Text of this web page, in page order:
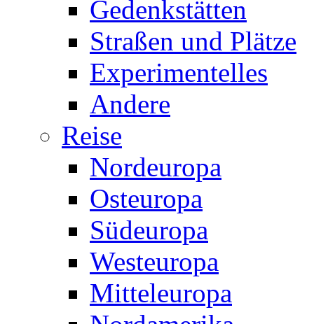
Gedenkstätten
Straßen und Plätze
Experimentelles
Andere
Reise
Nordeuropa
Osteuropa
Südeuropa
Westeuropa
Mitteleuropa